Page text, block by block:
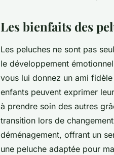
Les bienfaits des
Les peluches ne sont pas
le développement
vous lui donnez un ami
enfants peuvent exprimer
à prendre soin des autres
transition lors de
déménagement, offrant un
une peluche adaptée pour